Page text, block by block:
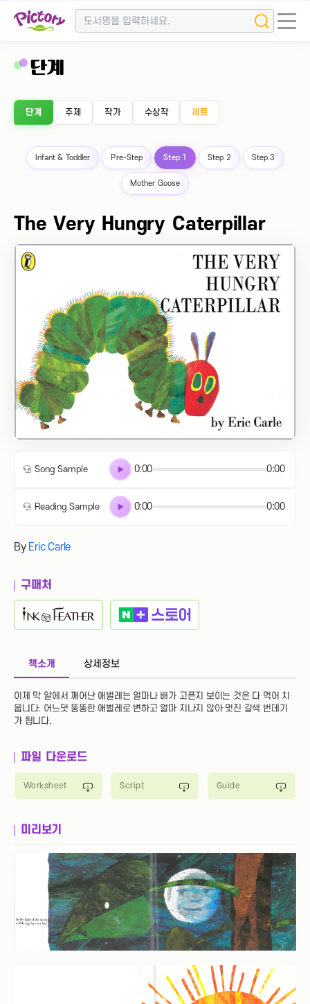
단계
단계 주제 작가 수상작 세트
Infant & Toddler Pre-Step Step 1 Step 2 Step 3
Mother Goose
The Very Hungry Caterpillar
Song Sample 0:00 0:00
Reading Sample 0:00 0:00
By Eric Carle
구매처
책소개 상세정보
이제 막 알에서 깨어난 애벌레는 얼마나 배가 고픈지 보이는 것은 다 먹어 치
웁니다. 어느덧 뚱뚱한 애벌레로 변하고 얼마 지나지 않아 멋진 갈색 번데기
가 됩니다.
파일 다운로드
Worksheet Script Guide
미리보기